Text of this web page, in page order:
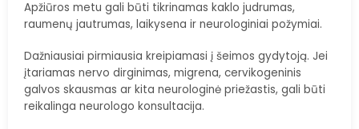
Apžiūros metu gali būti tikrinamas kaklo judrumas,
raumenų jautrumas, laikysena ir neurologiniai požymiai.
Dažniausiai pirmiausia kreipiamasi į šeimos gydytoją. Jei
įtariamas nervo dirginimas, migrena, cervikogeninis
galvos skausmas ar kita neurologinė priežastis, gali būti
reikalinga neurologo konsultacija.